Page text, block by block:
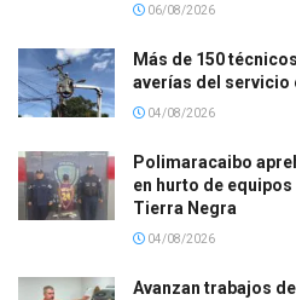
06/08/2026
Más de 150
averías del servicio
04/08/2026
Polimaracaibo
en hurto de
Tierra Negra
04/08/2026
Avanzan trabajos